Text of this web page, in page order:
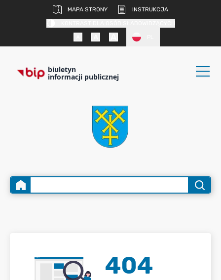
MAPA STRONY
INSTRUKCJA
biuletyn
informacji publicznej
404